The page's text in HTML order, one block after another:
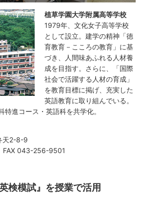
植草学園大学附属高等学校
1979年、文化女子高等学校
として設立。建学の精神「徳
育教育－こころの教育」に基
づき、人間味あふれる人材養
成を目指す。さらに、「国際
社会で活躍する人材の育成」
を教育目標に掲げ、充実した
英語教育に取り組んでいる。
進コース・英語科を共学化。
天2-8-9
043-256-9501
検模試』を授業で活用